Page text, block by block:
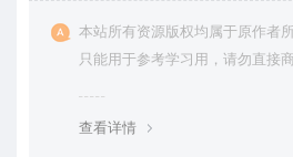
本站所有资源版权均属于原作者
只能用于参考学习用，请勿直接
查看详情